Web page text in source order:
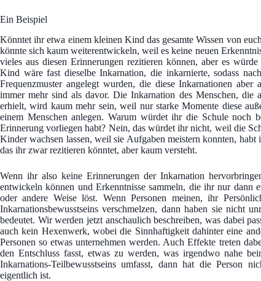
Ein Beispiel
Könntet ihr etwa einem kleinen Kind das gesamte Wissen von
könnte sich kaum weiterentwickeln, weil es keine neuen
vieles aus diesen Erinnerungen rezitieren können, aber es
Kind wäre fast dieselbe Inkarnation, die inkarnierte, sodass
Frequenzmuster angelegt wurden, die diese Inkarnationen
immer mehr sind als davor. Die Inkarnation des Menschen, die
erhielt, wird kaum mehr sein, weil nur starke Momente diese
einem Menschen anlegen. Warum würdet ihr die Schule noch
Erinnerung vorliegen habt? Nein, das würdet ihr nicht, weil die
Kinder wachsen lassen, weil sie Aufgaben meistern konnten,
das ihr zwar rezitieren könntet, aber kaum versteht.
Wenn ihr also keine Erinnerungen der Inkarnation
entwickeln können und Erkenntnisse sammeln, die ihr nur
oder andere Weise löst. Wenn Personen meinen, ihr
Inkarnationsbewusstseins verschmelzen, dann haben sie nicht
bedeutet. Wir werden jetzt anschaulich beschreiben, was dabei
auch kein Hexenwerk, wobei die Sinnhaftigkeit dahinter eine
Personen so etwas unternehmen werden. Auch Effekte treten
den Entschluss fasst, etwas zu werden, was irgendwo nahe
Inkarnations-Teilbewusstseins umfasst, dann hat die Person
eigentlich ist.